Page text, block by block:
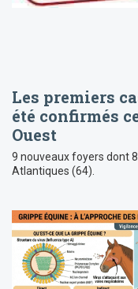
Les premiers
été confirmés
Ouest
9 nouveaux foyers dont
Atlantiques (64).